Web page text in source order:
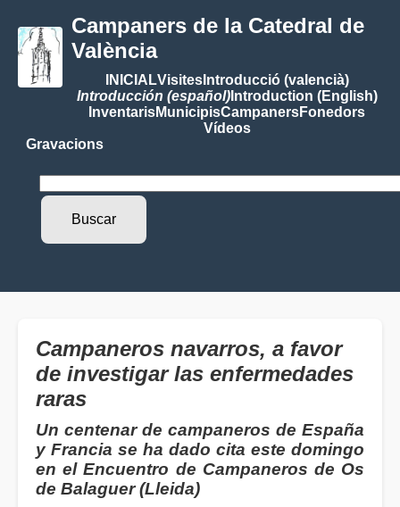
Campaners de la Catedral de
València
INICIALVisitesIntroducció (valencià)
Introducción (español)Introduction (English)
InventarisMunicipisCampanersFonedors
Vídeos
Gravacions
Campaneros navarros, a favor
de investigar las enfermedades
raras
Un centenar de campaneros de España
y Francia se ha dado cita este domingo
en el Encuentro de Campaneros de Os
de Balaguer (Lleida)